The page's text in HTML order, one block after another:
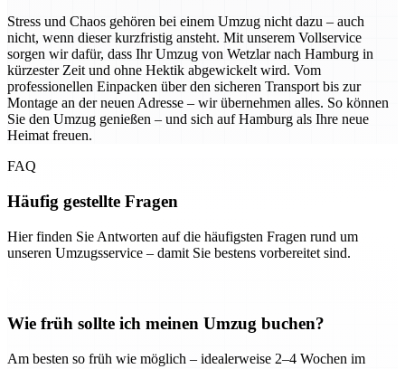
Stress und Chaos gehören bei einem Umzug nicht dazu – auch
nicht, wenn dieser kurzfristig ansteht. Mit unserem Vollservice
sorgen wir dafür, dass Ihr Umzug von Wetzlar nach Hamburg in
kürzester Zeit und ohne Hektik abgewickelt wird. Vom
professionellen Einpacken über den sicheren Transport bis zur
Montage an der neuen Adresse – wir übernehmen alles. So können
Sie den Umzug genießen – und sich auf Hamburg als Ihre neue
Heimat freuen.
FAQ
Häufig gestellte Fragen
Hier finden Sie Antworten auf die häufigsten Fragen rund um
unseren Umzugsservice – damit Sie bestens vorbereitet sind.
Wie früh sollte ich meinen Umzug buchen?
Am besten so früh wie möglich – idealerweise 2–4 Wochen im